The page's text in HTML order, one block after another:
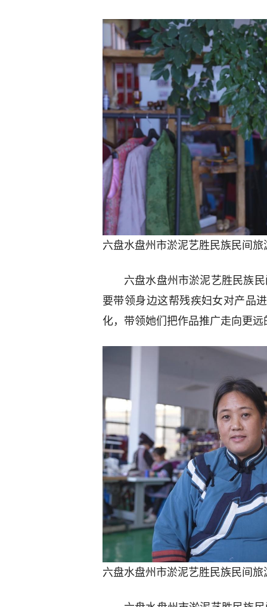
六盘水盘州市淤泥艺胜民族民间
六盘水盘州市淤泥艺胜民族
要带领身边这帮残疾妇女对产品
化，带领她们把作品推广走向更远
六盘水盘州市淤泥艺胜民族民间